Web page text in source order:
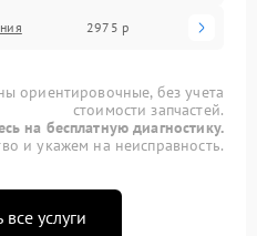
2975 р
ориентировочные, без учета
стоимости запчастей.
на бесплатную диагностику.
и укажем на неисправность.
все услуги